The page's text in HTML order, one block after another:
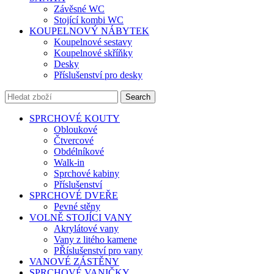
Závěsné WC
Stojící kombi WC
KOUPELNOVÝ NÁBYTEK
Koupelnové sestavy
Koupelnové skříňky
Desky
Příslušenství pro desky
Search
SPRCHOVÉ KOUTY
Obloukové
Čtvercové
Obdélníkové
Walk-in
Sprchové kabiny
Příslušenství
SPRCHOVÉ DVEŘE
Pevné stěny
VOLNĚ STOJÍCI VANY
Akrylátové vany
Vany z litého kamene
PŘíslušenství pro vany
VANOVÉ ZÁSTĚNY